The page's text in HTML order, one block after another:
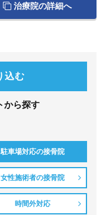
治療院の詳細へ
込む
から探す
駐車場対応の接骨院
女性施術者の接骨院
時間外対応